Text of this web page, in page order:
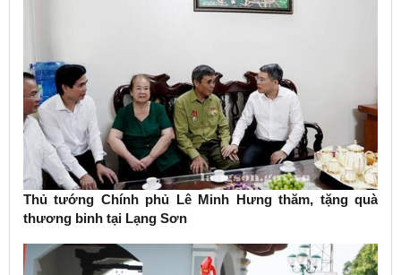
Thủ tướng Chính phủ Lê Minh Hưng thăm, tặng quà
thương binh tại Lạng Sơn